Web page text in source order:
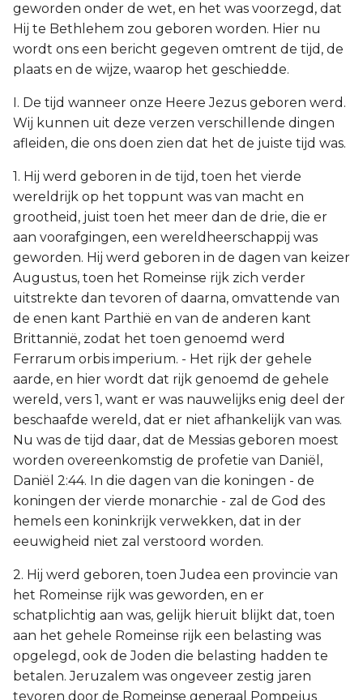
geworden onder de wet, en het was voorzegd, dat
Hij te Bethlehem zou geboren worden. Hier nu
wordt ons een bericht gegeven omtrent de tijd, de
plaats en de wijze, waarop het geschiedde.
I. De tijd wanneer onze Heere Jezus geboren werd.
Wij kunnen uit deze verzen verschillende dingen
afleiden, die ons doen zien dat het de juiste tijd was.
1. Hij werd geboren in de tijd, toen het vierde
wereldrijk op het toppunt was van macht en
grootheid, juist toen het meer dan de drie, die er
aan voorafgingen, een wereldheerschappij was
geworden. Hij werd geboren in de dagen van keizer
Augustus, toen het Romeinse rijk zich verder
uitstrekte dan tevoren of daarna, omvattende van
de enen kant Parthië en van de anderen kant
Brittannië, zodat het toen genoemd werd
Ferrarum orbis imperium. - Het rijk der gehele
aarde, en hier wordt dat rijk genoemd de gehele
wereld, vers 1, want er was nauwelijks enig deel der
beschaafde wereld, dat er niet afhankelijk van was.
Nu was de tijd daar, dat de Messias geboren moest
worden overeenkomstig de profetie van Daniël,
Daniël 2:44. In die dagen van die koningen - de
koningen der vierde monarchie - zal de God des
hemels een koninkrijk verwekken, dat in der
eeuwigheid niet zal verstoord worden.
2. Hij werd geboren, toen Judea een provincie van
het Romeinse rijk was geworden, en er
schatplichtig aan was, gelijk hieruit blijkt dat, toen
aan het gehele Romeinse rijk een belasting was
opgelegd, ook de Joden die belasting hadden te
betalen. Jeruzalem was ongeveer zestig jaren
tevoren door de Romeinse generaal Pompejus